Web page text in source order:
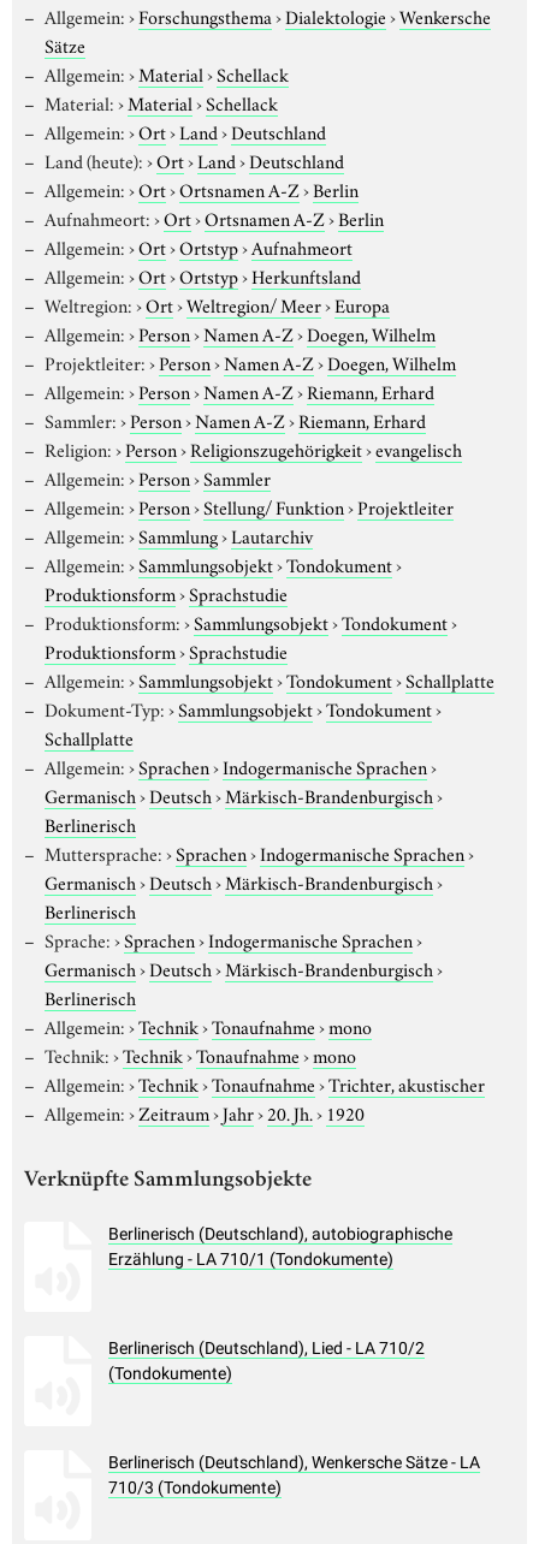
Allgemein:›Forschungsthema›Dialektologie›Wenkersche
Sätze
Allgemein:›Material›Schellack
Material:›Material›Schellack
Allgemein:›Ort›Land›Deutschland
Land (heute):›Ort›Land›Deutschland
Allgemein:›Ort›Ortsnamen A-Z›Berlin
Aufnahmeort:›Ort›Ortsnamen A-Z›Berlin
Allgemein:›Ort›Ortstyp›Aufnahmeort
Allgemein:›Ort›Ortstyp›Herkunftsland
Weltregion:›Ort›Weltregion/ Meer›Europa
Allgemein:›Person›Namen A-Z›Doegen, Wilhelm
Projektleiter:›Person›Namen A-Z›Doegen, Wilhelm
Allgemein:›Person›Namen A-Z›Riemann, Erhard
Sammler:›Person›Namen A-Z›Riemann, Erhard
Religion:›Person›Religionszugehörigkeit›evangelisch
Allgemein:›Person›Sammler
Allgemein:›Person›Stellung/ Funktion›Projektleiter
Allgemein:›Sammlung›Lautarchiv
Allgemein:›Sammlungsobjekt›Tondokument›
Produktionsform›Sprachstudie
Produktionsform:›Sammlungsobjekt›Tondokument›
Produktionsform›Sprachstudie
Allgemein:›Sammlungsobjekt›Tondokument›Schallplatte
Dokument-Typ:›Sammlungsobjekt›Tondokument›
Schallplatte
Allgemein:›Sprachen›Indogermanische Sprachen›
Germanisch›Deutsch›Märkisch-Brandenburgisch›
Berlinerisch
Muttersprache:›Sprachen›Indogermanische Sprachen›
Germanisch›Deutsch›Märkisch-Brandenburgisch›
Berlinerisch
Sprache:›Sprachen›Indogermanische Sprachen›
Germanisch›Deutsch›Märkisch-Brandenburgisch›
Berlinerisch
Allgemein:›Technik›Tonaufnahme›mono
Technik:›Technik›Tonaufnahme›mono
Allgemein:›Technik›Tonaufnahme›Trichter, akustischer
Allgemein:›Zeitraum›Jahr›20. Jh.› 1920
Verknüpfte Sammlungsobjekte
Berlinerisch (Deutschland), autobiographische
Erzählung - LA 710/1 (Tondokumente)
Berlinerisch (Deutschland), Lied - LA 710/2
(Tondokumente)
Berlinerisch (Deutschland), Wenkersche Sätze - LA
710/3 (Tondokumente)